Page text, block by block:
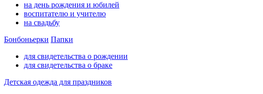
на день рождения и юбилей
воспитателю и учителю
на свадьбу
Бонбоньерки Папки
для свидетельства о рождении
для свидетельства о браке
Детская одежда для праздников